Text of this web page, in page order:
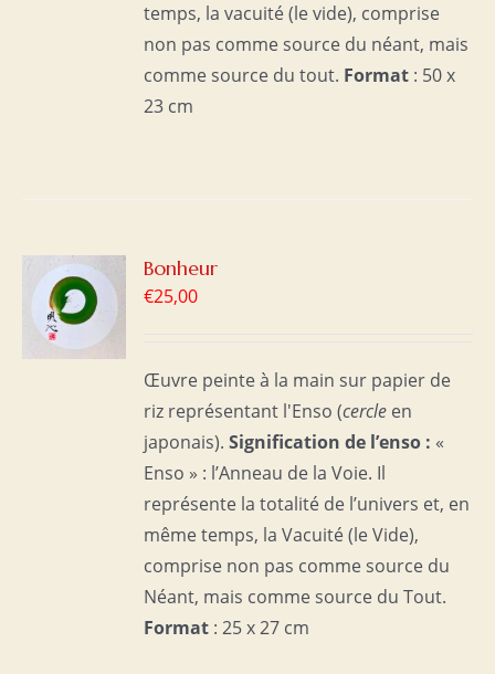
temps, la vacuité (le vide), comprise
non pas comme source du néant, mais
comme source du tout. Format : 50 x
23 cm
Bonheur
€25,00
Œuvre peinte à la main sur papier de
riz représentant l'Enso (cercle en
japonais).Signification de l’enso : «
Enso » : l’Anneau de la Voie. Il
représente la totalité de l’univers et, en
même temps, la Vacuité (le Vide),
comprise non pas comme source du
Néant, mais comme source du Tout.
Format : 25 x 27 cm